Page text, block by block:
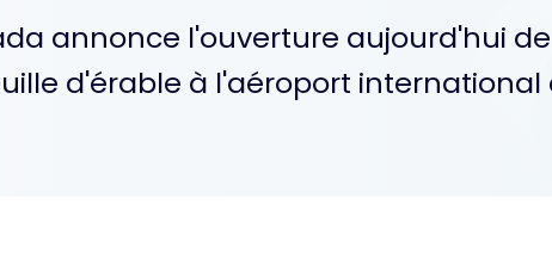
annonce l'ouverture aujourd'hui
d'érable à l'aéroport international